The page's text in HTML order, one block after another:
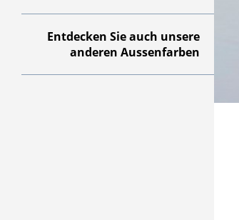
Entdecken Sie auch unsere
anderen Aussenfarben